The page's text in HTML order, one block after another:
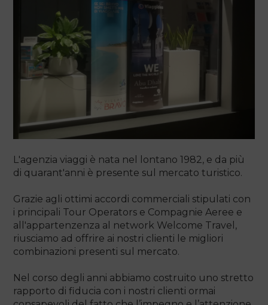
L'agenzia viaggi è nata nel lontano 1982, e da più
di quarant'anni è presente sul mercato turistico.
Grazie agli ottimi accordi commerciali stipulati con
i principali Tour Operators e Compagnie Aeree e
all'appartenzenza al network Welcome Travel,
riusciamo ad offrire ai nostri clienti le migliori
combinazioni presenti sul mercato.
Nel corso degli anni abbiamo costruito uno stretto
rapporto di fiducia con i nostri clienti ormai